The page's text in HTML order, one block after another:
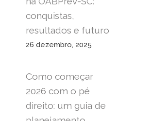
conquistas,
resultados e futuro
26 dezembro, 2025
Como começar
2026 com o pé
direito: um guia de